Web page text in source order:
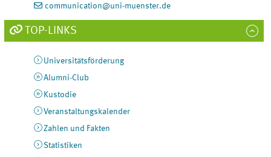
communication@uni-muenster.de
TOP-LINKS
Universitätsförderung
Alumni-Club
Kustodie
Veranstaltungskalender
Zahlen und Fakten
Statistiken